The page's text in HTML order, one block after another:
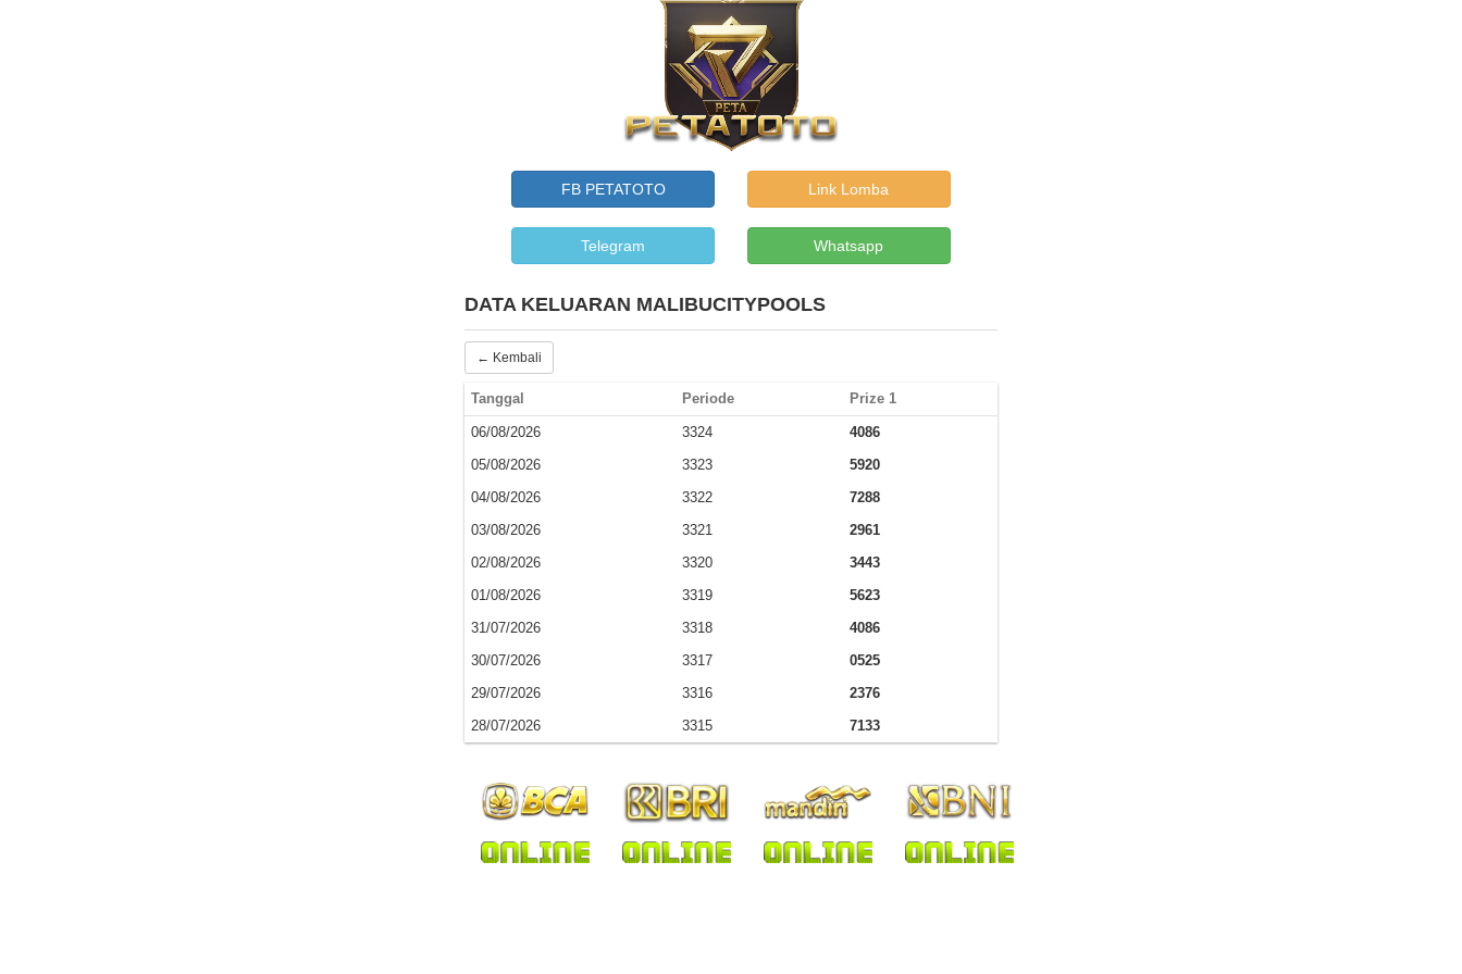
FB PETATOTO Link Lomba
Telegram Whatsapp
DATA KELUARAN MALIBUCITYPOOLS
← Kembali
Tanggal Periode Prize 1
06/08/2026 3324
4086
05/08/2026
3323
5920
04/08/2026
3322
7288
03/08/2026
3321
2961
02/08/2026
3320
3443
01/08/2026
3319
5623
31/07/2026
3318
4086
30/07/2026
3317
0525
29/07/2026
3316
2376
28/07/2026
3315 7133